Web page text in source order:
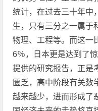
统计，在过去三十年中
生，只有三分之一属于
物理、工程等。而这一
6％，日本更是达到了
提供的研究报告，正是
匮乏，高中阶段有关数
越来越少，进而形成了